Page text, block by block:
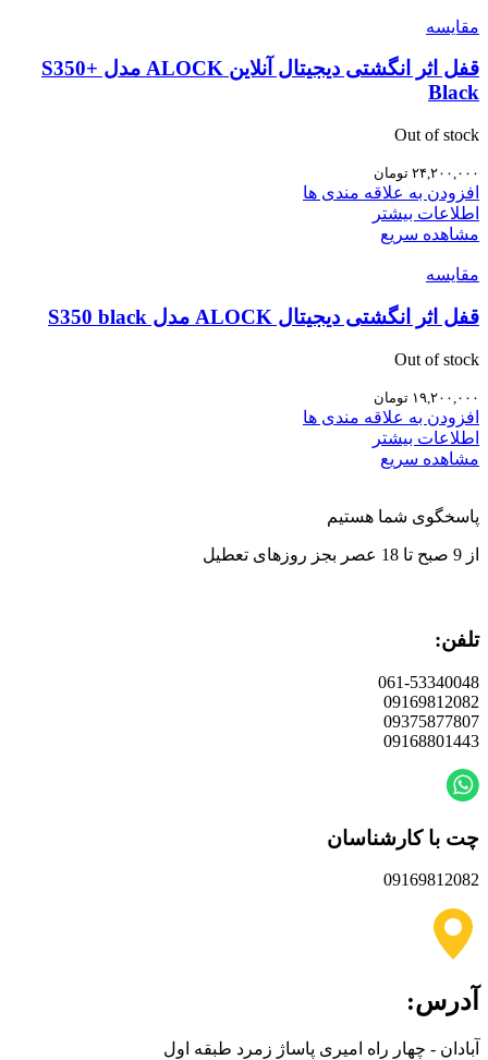
مقایسه
قفل اثر انگشتی دیجیتال آنلاین ALOCK مدل S350+
Black
Out of stock
۲۴,۲۰۰,۰۰۰ تومان
افزودن به علاقه مندی ها
اطلاعات بیشتر
مشاهده سریع
مقایسه
قفل اثر انگشتی دیجیتال ALOCK مدل S350 black
Out of stock
۱۹,۲۰۰,۰۰۰ تومان
افزودن به علاقه مندی ها
اطلاعات بیشتر
مشاهده سریع
پاسخگوی شما هستیم
از 9 صبح تا 18 عصر بجز روزهای تعطیل
تلفن:
061-53340048
09169812082
09375877807
09168801443
چت با کارشناسان
09169812082
آدرس:
آبادان - چهار راه امیری پاساژ زمرد طبقه اول